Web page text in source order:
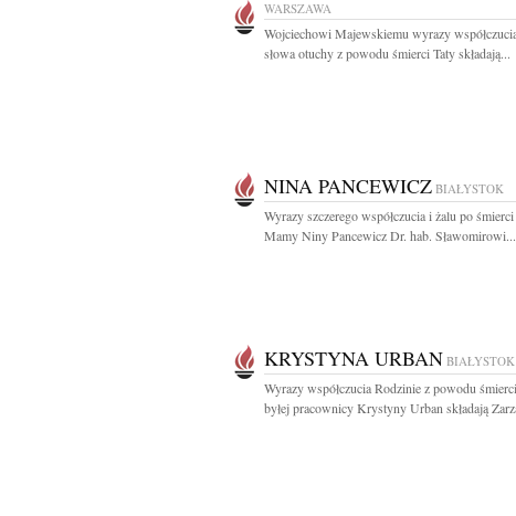
WARSZAWA
Wojciechowi Majewskiemu wyrazy
słowa otuchy z powodu śmierci Taty składają...
NINA PANCEWICZ BIAŁYSTOK
Wyrazy szczerego współczucia i żalu po śmierci
Mamy Niny Pancewicz Dr. hab. Sławomirowi...
KRYSTYNA URBAN BIAŁYSTOK
Wyrazy współczucia Rodzinie z powodu śmierci
byłej pracownicy Krystyny Urban składają